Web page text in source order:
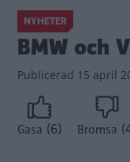
NYHETER
BMW och
Publicerad 15 april
Gasa (6) Bromsa